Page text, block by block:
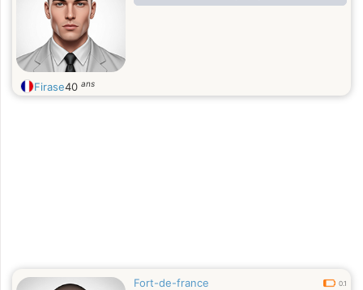
Firase40 ans
Fort-de-france 0.1